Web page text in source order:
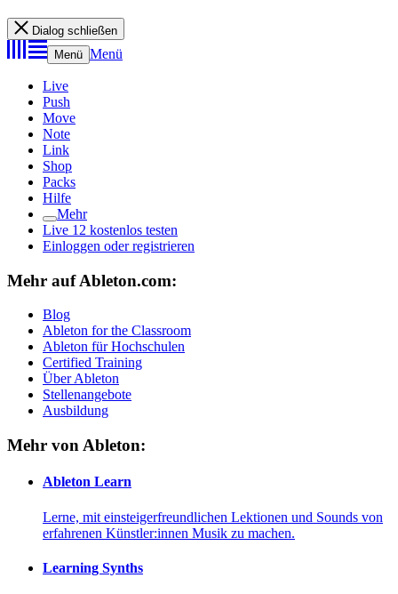
Dialog schließen
Menü Menü
Live
Push
Move
Note
Link
Shop
Packs
Hilfe
Mehr
Live 12 kostenlos testen
Einloggen oder registrieren
Mehr auf Ableton.com:
Blog
Ableton for the Classroom
Ableton für Hochschulen
Certified Training
Über Ableton
Stellenangebote
Ausbildung
Mehr von Ableton:
Ableton Learn
Lerne, mit einsteigerfreundlichen Lektionen und Sounds von
erfahrenen Künstler:innen Musik zu machen.
Learning Synths